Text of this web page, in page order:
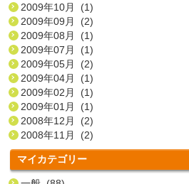
2009年10月 (1)
2009年09月 (2)
2009年08月 (1)
2009年07月 (1)
2009年05月 (2)
2009年04月 (1)
2009年02月 (1)
2009年01月 (1)
2008年12月 (2)
2008年11月 (2)
マイカテゴリー